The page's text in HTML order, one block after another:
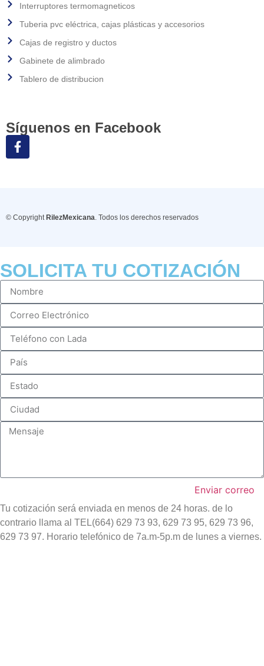
Interruptores termomagneticos
Tuberia pvc eléctrica, cajas plásticas y accesorios
Cajas de registro y ductos
Gabinete de alimbrado
Tablero de distribucion
Síguenos en Facebook
© Copyright RilezMexicana . Todos los derechos reservados
SOLICITA TU COTIZACIÓN
Enviar correo
Tu cotización será enviada en menos de 24 horas. de lo
contrario llama al TEL(664) 629 73 93, 629 73 95, 629 73 96,
629 73 97. Horario telefónico de 7a.m-5p.m de lunes a viernes.